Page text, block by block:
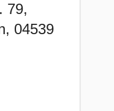
79,
, 04539